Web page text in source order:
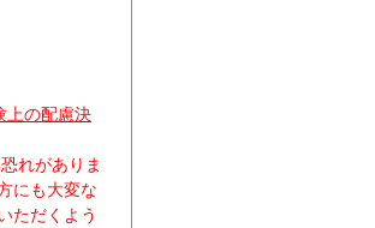
上の配慮決
れがありま
にも大変な
ただくよう